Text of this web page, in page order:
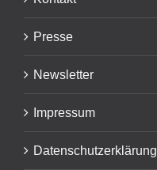
Presse
Newsletter
Impressum
Datenschutzerklärung